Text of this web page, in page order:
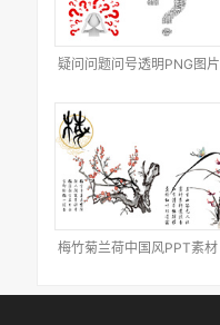
疑问问题问号透明PNG图片
梅竹菊兰荷中国风PPT素材